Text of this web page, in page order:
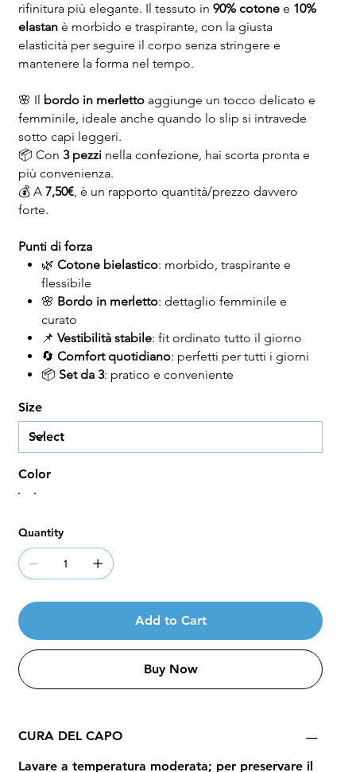
rifinitura più elegante. Il tessuto in 90% cotonee 10%
elastanè morbido e traspirante, con la giusta
elasticità per seguire il corpo senza stringere e
mantenere la forma nel tempo.
🌸 Il bordo in merlettoaggiunge un tocco delicato e
femminile, ideale anche quando lo slip si intravede
sotto capi leggeri.
📦 Con 3 pezzinella confezione, hai scorta pronta e
più convenienza.
💰 A 7,50€, è un rapporto quantità/prezzo davvero
forte.
Punti di forza
🌿 Cotone bielastico: morbido, traspirante e
flessibile
🌸 Bordo in merletto: dettaglio femminile e
curato
📌 Vestibilità stabile: fit ordinato tutto il giorno
🔄 Comfort quotidiano: perfetti per tutti i giorni
📦 Set da 3: pratico e conveniente
Size
Color
Quantity
Add to Cart
Buy Now
CURA DEL CAPO
Lavare a temperatura moderata; per preservare il